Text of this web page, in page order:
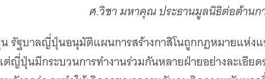
ศ.วิชา มหาคุณ ประธานมูลนิธิต่อต้านก
รัฐบาลญี่ปุ่นอนุมัติแผนการสร้างกาสิโนถูกกฎหมายแห่งแ
ต่ญี่ปุ่นมีกระบวนการทำงานร่วมกันหลายฝ่ายอย่างละเอี